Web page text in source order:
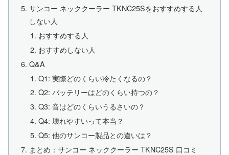
サンコー ネッククーラー TKNC25Sをおすすめする人
しない人
おすすめする人
おすすめしない人
Q&A
Q1: 実際どのくらい冷たくなるの？
Q2: バッテリーはどのくらい持つの？
Q3: 音はどのくらいうるさいの？
Q4: 壊れやすいって本当？
Q5: 他のサンコー製品との違いは？
まとめ：サンコー ネッククーラー TKNC25S 口コミ